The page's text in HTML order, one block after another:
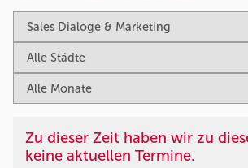
Zu dieser Zeit haben wir zu
keine aktuellen Termine.